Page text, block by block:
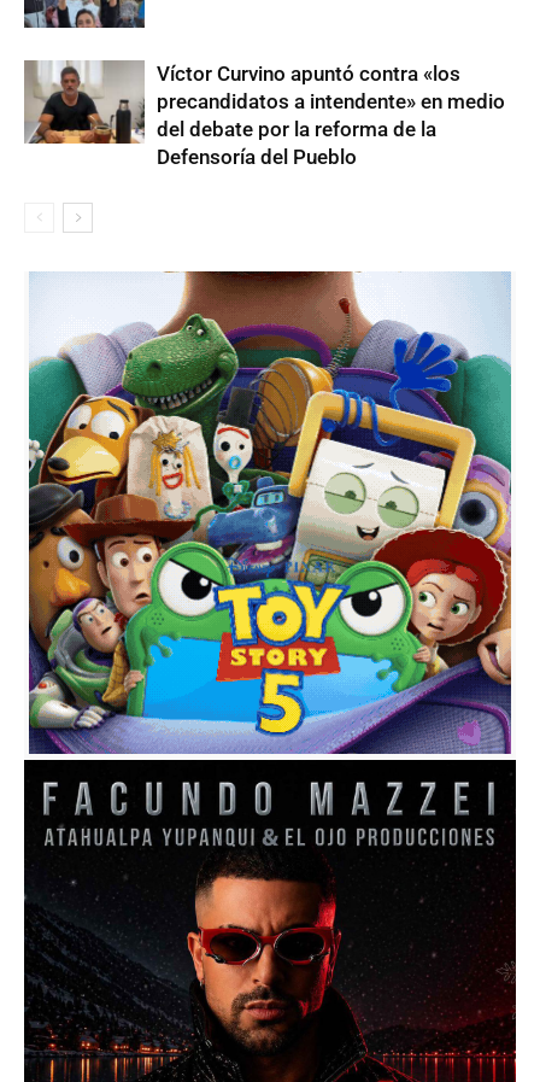
Víctor Curvino apuntó contra «los
precandidatos a intendente» en medio
del debate por la reforma de la
Defensoría del Pueblo